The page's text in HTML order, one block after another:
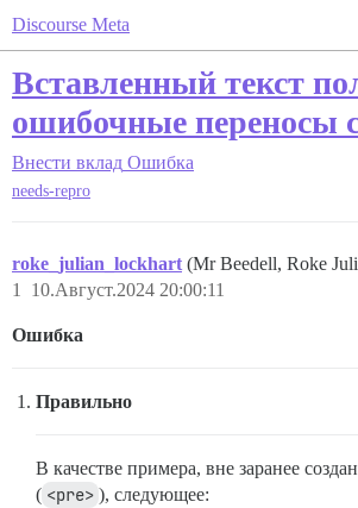
Discourse Meta
Вставленный текст
ошибочные переносы
Внести вклад Ошибка
needs-repro
roke_julian_lockhart (Mr Beedell, Roke
10.Август.2024 20:00:11
1
Ошибка
Правильно
В качестве примера, вне заранее
( <pre> ), следующее: